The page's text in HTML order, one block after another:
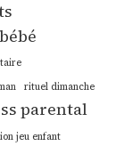
rituel dimanche
parental
jeu enfant